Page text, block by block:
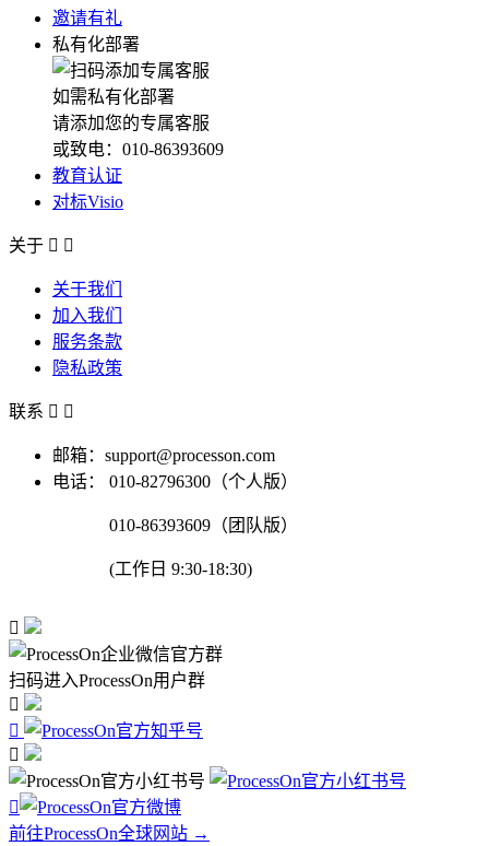
邀请有礼
私有化部署
如需私有化部署
请添加您的专属客服
或致电：010-86393609
教育认证
对标Visio
关于  
关于我们
加入我们
服务条款
隐私政策
联系  
邮箱：support@processon.com
电话：
010-82796300（个人版）
010-86393609（团队版）
(工作日 9:30-18:30)

扫码进入ProcessOn用户群




前往ProcessOn全球网站 →